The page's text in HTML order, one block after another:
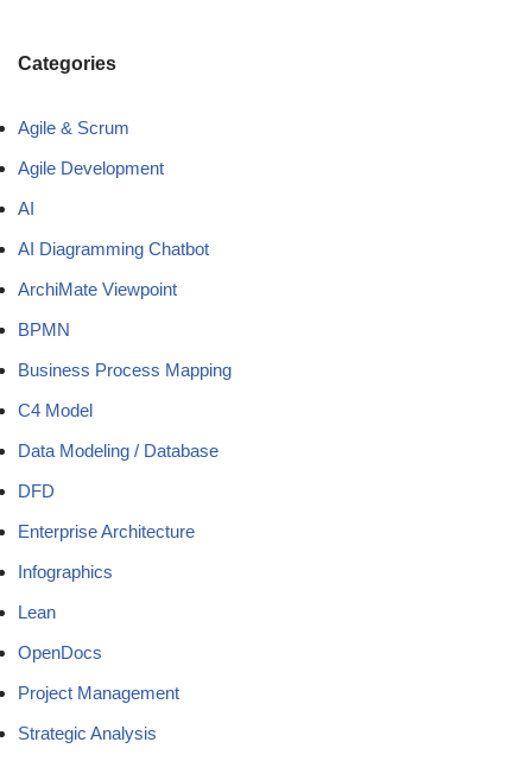
Categories
Agile & Scrum
Agile Development
AI
AI Diagramming Chatbot
ArchiMate Viewpoint
BPMN
Business Process Mapping
C4 Model
Data Modeling / Database
DFD
Enterprise Architecture
Infographics
Lean
OpenDocs
Project Management
Strategic Analysis